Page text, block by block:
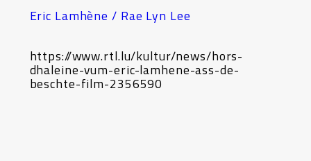
Eric Lamhène / Rae Lyn Lee
https://www.rtl.lu/kultur/news/hors-
dhaleine-vum-eric-lamhene-ass-de-
beschte-film-2356590